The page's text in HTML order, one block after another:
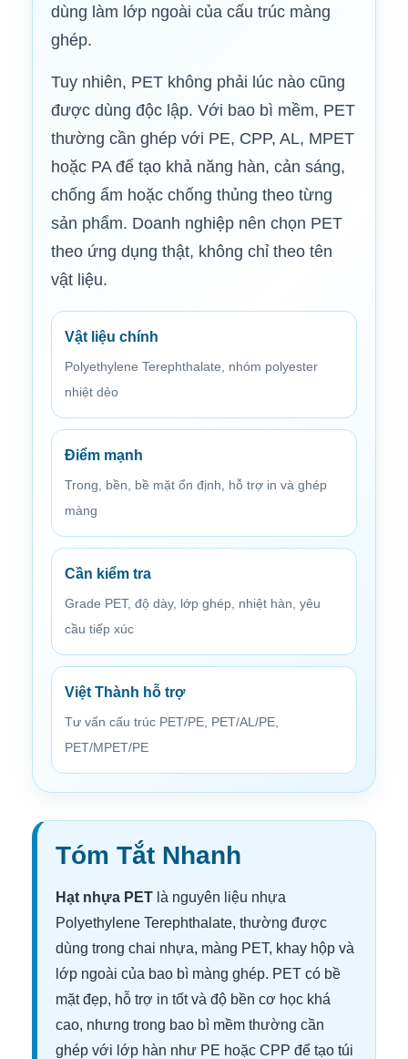
dùng làm lớp ngoài của cấu trúc màng
ghép.
Tuy nhiên, PET không phải lúc nào cũng
được dùng độc lập. Với bao bì mềm, PET
thường cần ghép với PE, CPP, AL, MPET
hoặc PA để tạo khả năng hàn, cản sáng,
chống ẩm hoặc chống thủng theo từng
sản phẩm. Doanh nghiệp nên chọn PET
theo ứng dụng thật, không chỉ theo tên
vật liệu.
Vật liệu chính
Polyethylene Terephthalate, nhóm polyester
nhiệt dẻo
Điểm mạnh
Trong, bền, bề mặt ổn định, hỗ trợ in và ghép
màng
Cần kiểm tra
Grade PET, độ dày, lớp ghép, nhiệt hàn, yêu
cầu tiếp xúc
Việt Thành hỗ trợ
Tư vấn cấu trúc PET/PE, PET/AL/PE,
PET/MPET/PE
Tóm Tắt Nhanh
Hạt nhựa PET là nguyên liệu nhựa
Polyethylene Terephthalate, thường được
dùng trong chai nhựa, màng PET, khay hộp và
lớp ngoài của bao bì màng ghép. PET có bề
mặt đẹp, hỗ trợ in tốt và độ bền cơ học khá
cao, nhưng trong bao bì mềm thường cần
ghép với lớp hàn như PE hoặc CPP để tạo túi